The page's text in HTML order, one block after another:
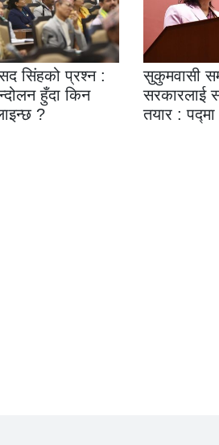
सिंहको प्रश्न :
हुँदा किन
?
सुकुमवासी
सरकारलाई
तयार : पद्मा